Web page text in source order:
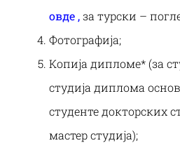
овде ,за турски –
Фотографија;
Копија дипломе* (за
студија диплома
студенте докторских
мастер студија);